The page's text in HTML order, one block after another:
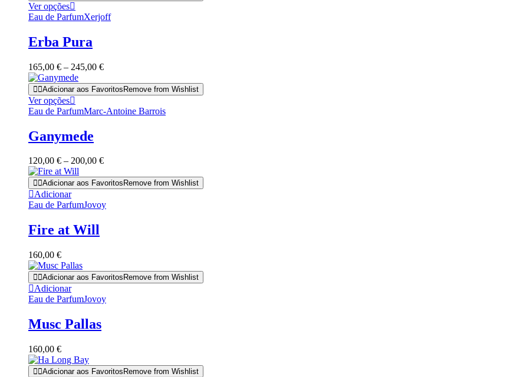
Ver opções
product
variants.
options
may
be
on
product
page
Eau de ParfumXerjoff
Erba Pura
165,00 € – 245,00 €Price
165,00 €
through
245,00 €
Adicionar aos FavoritosRemove from Wishlist
Ver opções
product
multiple
variants.
options
may
be
on
product
page
Eau de ParfumMarc-Antoine Barrois
Ganymede
120,00 € – 200,00 €Price
120,00 €
through
200,00 €
Adicionar aos Favoritos Remove from Wishlist
Adicionar
Eau de ParfumJovoy
Fire at Will
160,00 €
Adicionar aos Favoritos Remove from Wishlist
Adicionar
Eau de ParfumJovoy
Musc Pallas
160,00 €
Adicionar aos Favoritos Remove from Wishlist